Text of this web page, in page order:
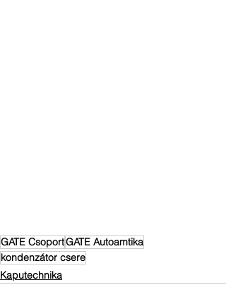
GATE CsoportGATE Autoamtika
kondenzátor csere
Kaputechnika